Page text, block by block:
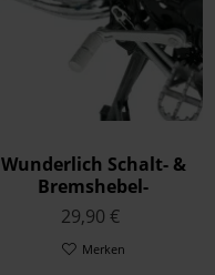
Wunderlich Schalt- &
Bremshebel-
Vergrößerung Silber
29,90 €
Merken